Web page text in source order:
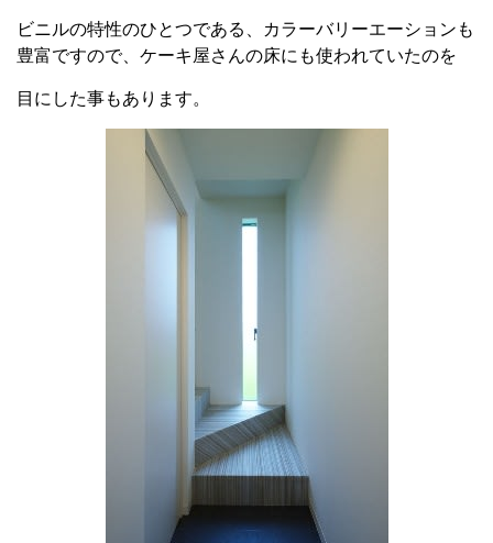
ビニルの特性のひとつである、カラーバリーエーションも
豊富ですので、ケーキ屋さんの床にも使われていたのを
目にした事もあります。